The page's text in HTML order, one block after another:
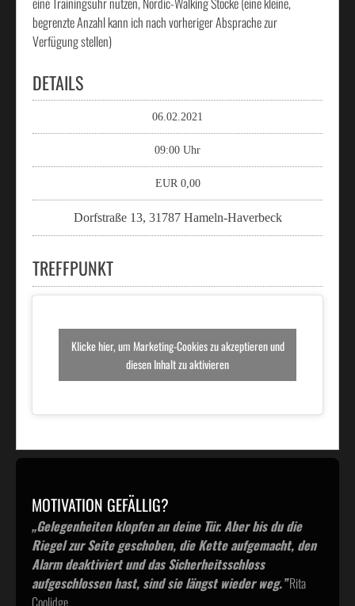
begrenzte Anzahl kann ich nach vorheriger Absprache zur
Verfügung stellen)
DETAILS
06.02.2021
09:00 Uhr
EUR 0,00
Dorfstraße 13, 31787 Hameln-Haverbeck
TREFFPUNKT
Klicke hier, um Marketing-Cookies zu akzeptieren und
diesen Inhalt zu aktivieren
MOTIVATION GEFÄLLIG?
„Gelegenheiten klopfen an deine Tür. Aber bis du die
Riegel zur Seite geschoben, die Kette aufgemacht, den
Alarm deaktiviert und das Sicherheitsschloss
aufgeschlossen hast, sind sie längst wieder weg.”Rita
Coolidge